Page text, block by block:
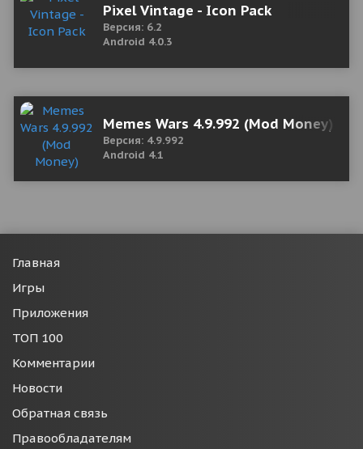
Pixel Vintage - Icon Pack
Версия: 6.2
Android 4.0.3
Memes Wars 4.9.992 (Mod Money)
Версия: 4.9.992
Android 4.1
Главная
Игры
Приложения
ТОП 100
Комментарии
Новости
Обратная связь
Правообладателям